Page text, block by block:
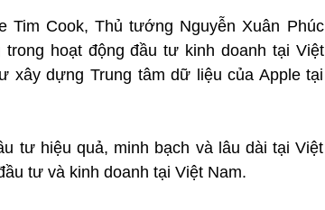
Tim Cook, Thủ tướng Nguyễn Xuân Phúc
hoạt động đầu tư kinh doanh tại Việt
xây dựng Trung tâm dữ liệu của Apple tại
tư hiệu quả, minh bạch và lâu dài tại Việt
tư và kinh doanh tại Việt Nam.